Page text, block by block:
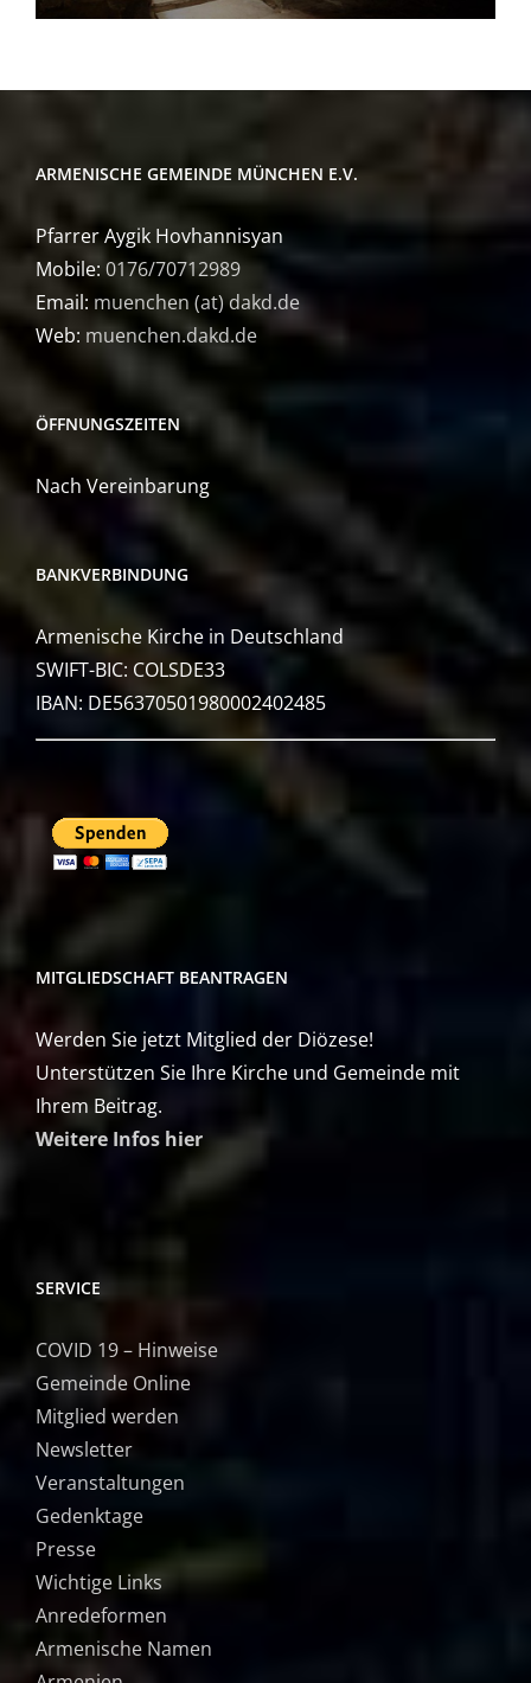
ARMENISCHE GEMEINDE MÜNCHEN E.V.
Pfarrer Aygik Hovhannisyan
Mobile:0176/70712989
Email: muenchen (at) dakd.de
Web: muenchen.dakd.de
ÖFFNUNGSZEITEN
Nach Vereinbarung
BANKVERBINDUNG
Armenische Kirche in Deutschland
SWIFT-BIC: COLSDE33
IBAN: DE56370501980002402485
MITGLIEDSCHAFT BEANTRAGEN
Werden Sie jetzt Mitglied der Diözese!
Unterstützen Sie Ihre Kirche und Gemeinde mit
Ihrem Beitrag.
Weitere Infos hier
SERVICE
COVID 19 – Hinweise
Gemeinde Online
Mitglied werden
Newsletter
Veranstaltungen
Gedenktage
Presse
Wichtige Links
Anredeformen
Armenische Namen